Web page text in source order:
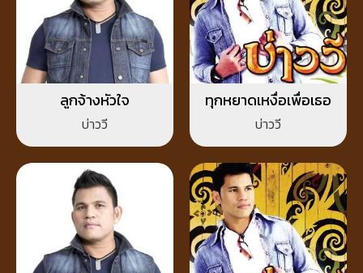
ลูกจ้างหัวใจ
บ่าววี
ทุกหยาดเหงื่อเพื่อเธอ
บ่าววี